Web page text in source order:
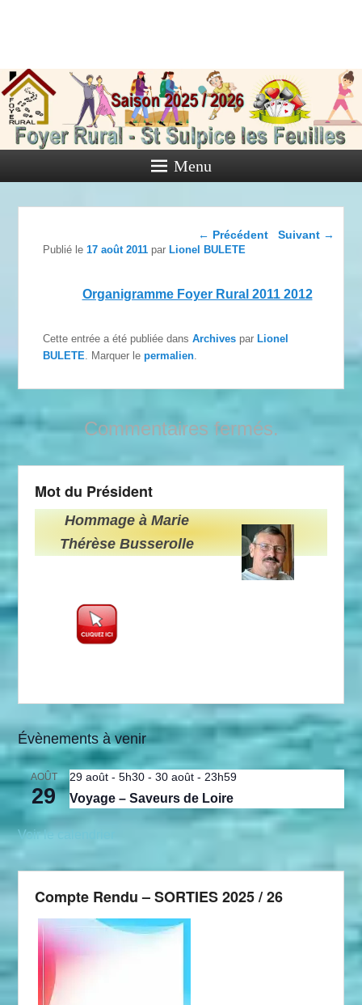
de Saint
Sulpice les
Feuilles
Activités diverses de l'Association
Menu
Navigation dans les
← Précédent Suivant →
Publié le17 août 2011 parLionel BULETE
Organigramme Foyer Rural 2011 2012
Cette entrée a été publiée dansArchives parLionel
BULETE . Marquer lepermalien
Commentaires fermés.
Mot du Président
Hommage à Marie
Thérèse Busserolle
Évènements à venir
AOÛT
29
29 août - 5h30 -30 août - 23h59
Voyage – Saveurs de Loire
Voir le calendrier
Compte Rendu – SORTIES 2025 / 26